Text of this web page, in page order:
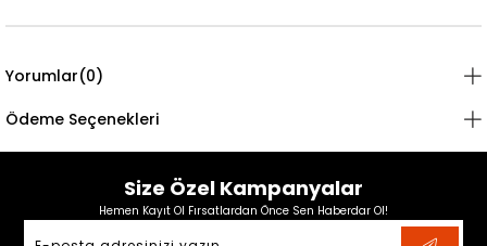
Yorumlar(0)
Ödeme Seçenekleri
Size Özel Kampanyalar
Hemen Kayıt Ol Fırsatlardan Önce Sen Haberdar Ol!